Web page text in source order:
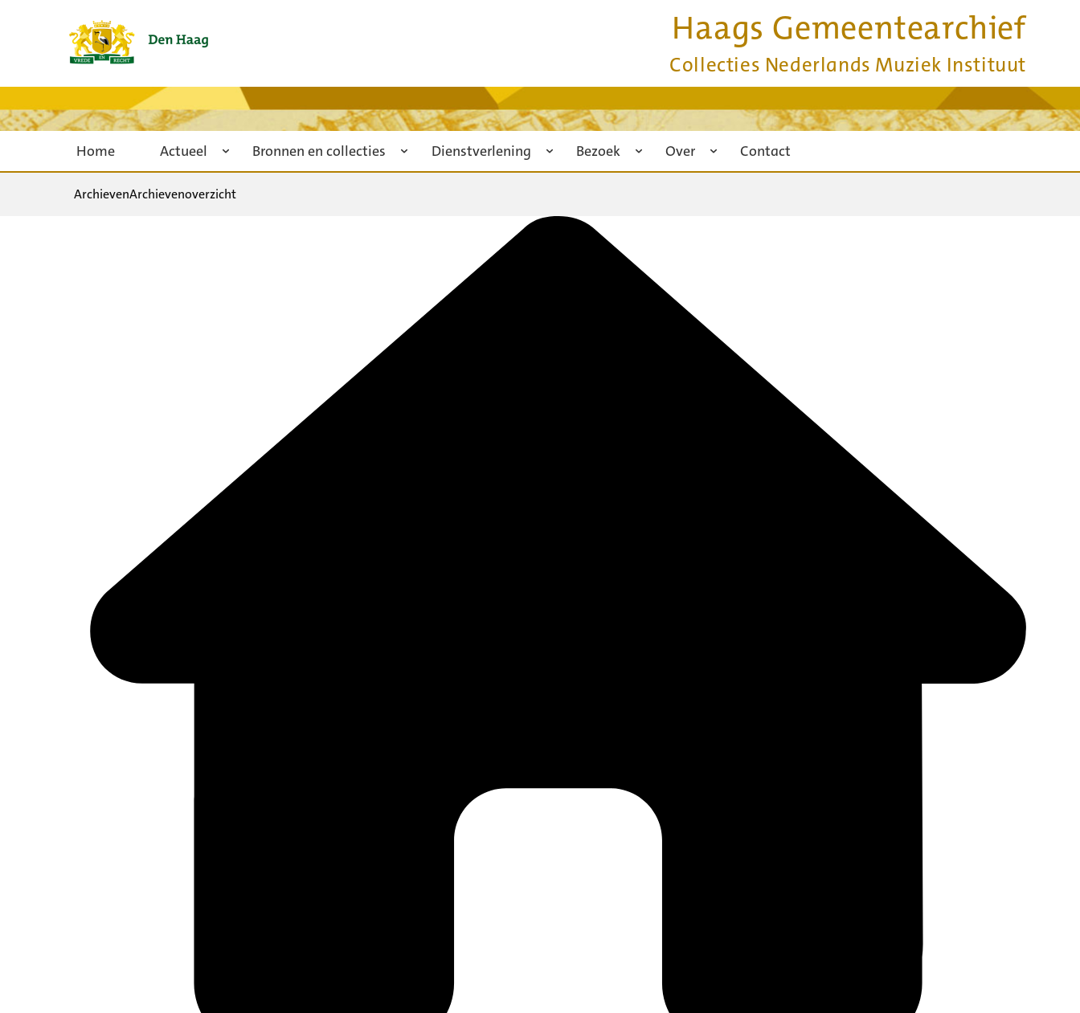
Haags Gemeentearchief
Collecties Nederlands Muziek Instituut
Home Actueel Bronnen en collecties Dienstverlening Bezoek Over Contact
ArchievenArchievenoverzicht